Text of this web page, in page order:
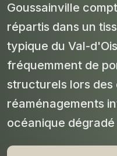
Goussainville
répartis dans un
typique du Val-
fréquemment de
structurels lors des
réaménagements
océanique